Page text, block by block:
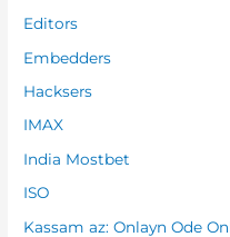
Editors
Embedders
Hacksers
IMAX
India Mostbet
ISO
Kassam az: Onlayn Ode